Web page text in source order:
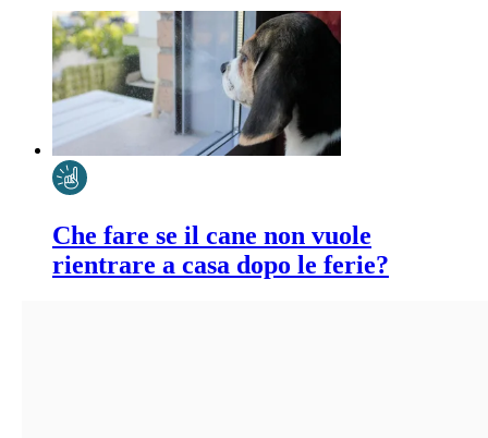
Che fare se il cane non vuole
rientrare a casa dopo le ferie?